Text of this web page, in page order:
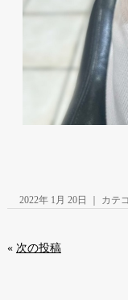
2022年 1月 20日 ｜ カテ
« 次の投稿